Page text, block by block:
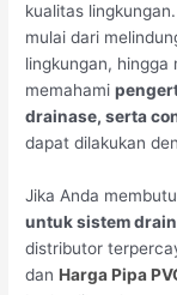
kualitas
mulai dari
lingkungan, hingga
memahami
drainase, serta
dapat dilakukan
Jika Anda
untuk sistem
distributor
danHarga Pipa